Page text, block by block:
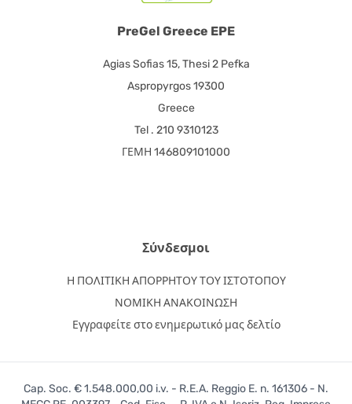
PreGel Greece EPE
Agias Sofias 15, Thesi 2 Pefka
Aspropyrgos 19300
Greece
Tel . 210 9310123
ΓΕΜΗ 146809101000
Σύνδεσμοι
Η ΠΟΛΙΤΙΚΗ ΑΠΟΡΡΗΤΟΥ ΤΟΥ ΙΣΤΟΤΟΠΟΥ
ΝΟΜΙΚΗ ΑΝΑΚΟΙΝΩΣΗ
Εγγραφείτε στο ενημερωτικό μας δελτίο
Cap. Soc. € 1.548.000,00 i.v. - R.E.A. Reggio E. n. 161306 - N.